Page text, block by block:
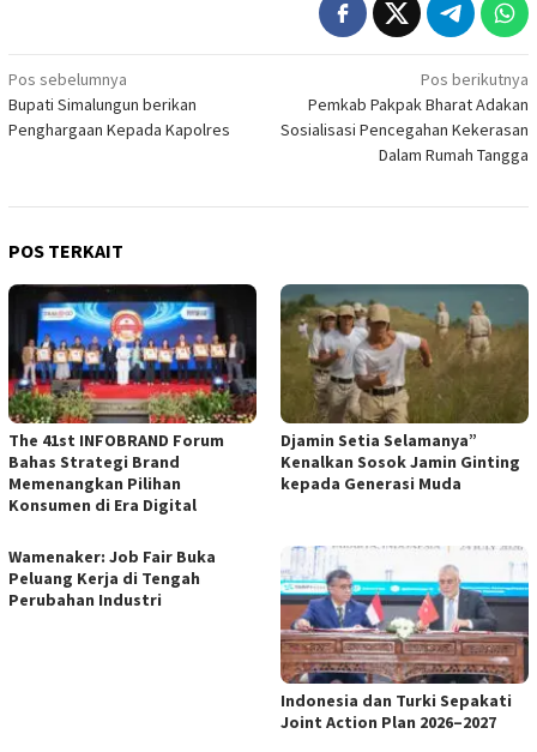
Navigasi
pos
Pos sebelumnya
Bupati Simalungun berikan
Penghargaan Kepada Kapolres
Pos berikutnya
Pemkab Pakpak Bharat Adakan
Sosialisasi Pencegahan Kekerasan
Dalam Rumah Tangga
POS TERKAIT
The 41st INFOBRAND Forum
Bahas Strategi Brand
Memenangkan Pilihan
Konsumen di Era Digital
Djamin Setia Selamanya”
Kenalkan Sosok Jamin Ginting
kepada Generasi Muda
Wamenaker: Job Fair Buka
Peluang Kerja di Tengah
Perubahan Industri
Indonesia dan Turki Sepakati
Joint Action Plan 2026–2027